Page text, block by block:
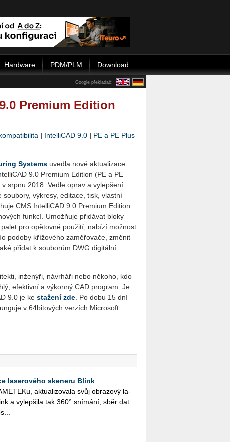
Hardware PDM/PLM Download
Google překladač:
Premium Edition
| IntelliCAD 9.0 | PE a PE Plus
Systems uvedla nové aktualizace
9.0 Premium Edition (PE a PE
v srpnu 2018. Vedle oprav a vylepšení
soubory, výkresy, editace, tisk, vlastní
CMS IntelliCAD 9.0 Premium Edition
funkcí. Umožňuje přidávat bloky
pro opětovné použití, nabízí možnost
podoby křížového zaměřovače, změnit
přidat k souborům DWG digitální
inženýři, návrháři nebo někoho, kdo
efektivní a výkonný CAD program. Je
9.0 je ke stažení zde . Po dobu 15 dní
v 64bitových verzích Microsoft
laserového skeneru Blink
ak­tu­a­li­zo­va­la svůj ob­ra­zo­vý la­
a vy­lep­ši­la tak 360° sní­má­ní, sběr dat